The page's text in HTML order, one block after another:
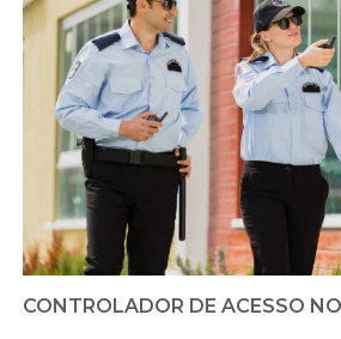
CONTROLADOR DE ACESSO